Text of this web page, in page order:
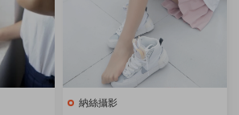
納絲攝影